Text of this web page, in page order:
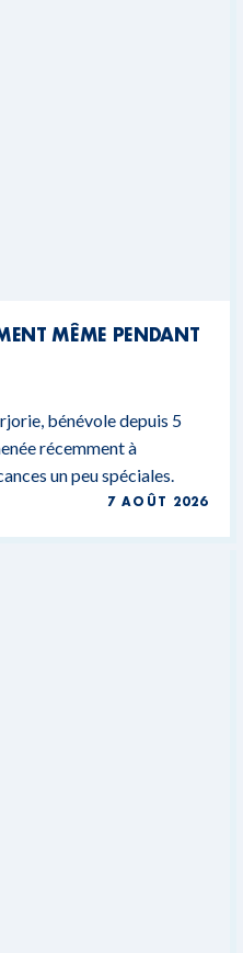
MÊME PENDANT
bénévole depuis 5
récemment à
un peu spéciales.
7 AOÛT 2026